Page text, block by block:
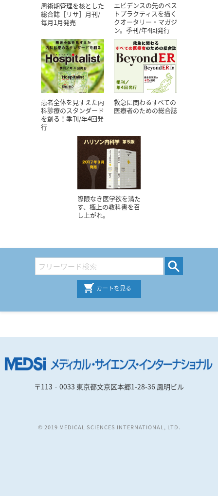
周術期管理を核とした
総合誌［リサ］月刊/
毎月1月発売
エビデンスの先のベス
トプラクティスを描く
クオータリー・マガジ
ン。季刊/年4回発行
患者全体を見すえた内
科診療のスタンダード
を創る！季刊/年4回発
行
救急に関わるすべての
医療者のための総合誌
際限なき医学欲を満た
す、極上の教科書を召
し上がれ。
カートを見る
〒113‐0033 東京都文京区本郷1-28-36 鳳明ビル
© 2019 MEDICAL SCIENCES INTERNATIONAL, LTD.